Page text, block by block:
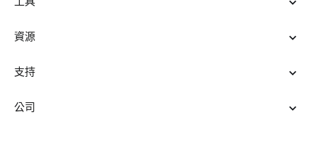
資源
支持
公司